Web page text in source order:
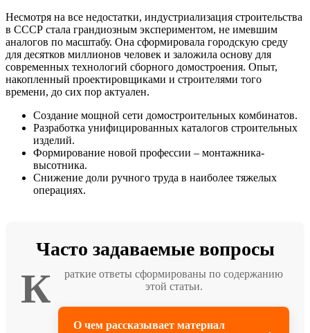
Несмотря на все недостатки, индустриализация строительства
в СССР стала грандиозным экспериментом, не имевшим
аналогов по масштабу. Она сформировала городскую среду
для десятков миллионов человек и заложила основу для
современных технологий сборного домостроения. Опыт,
накопленный проектировщиками и строителями того
времени, до сих пор актуален.
Создание мощной сети домостроительных комбинатов.
Разработка унифицированных каталогов строительных
изделий.
Формирование новой профессии – монтажника-
высотника.
Снижение доли ручного труда в наиболее тяжелых
операциях.
Часто задаваемые вопросы
К
раткие ответы сформированы по содержанию
этой статьи.
О чем рассказывает материал